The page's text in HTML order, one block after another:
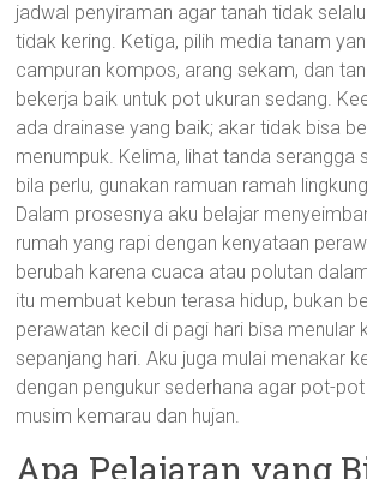
jadwal penyiraman agar tanah tidak
tidak kering. Ketiga, pilih media tanam
campuran kompos, arang sekam, dan
bekerja baik untuk pot ukuran sedang.
ada drainase yang baik; akar tidak bisa
menumpuk. Kelima, lihat tanda serangga
bila perlu, gunakan ramuan ramah
Dalam prosesnya aku belajar
rumah yang rapi dengan kenyataan
berubah karena cuaca atau polutan
itu membuat kebun terasa hidup, bukan
perawatan kecil di pagi hari bisa menular
sepanjang hari. Aku juga mulai menakar
dengan pengukur sederhana agar pot-
musim kemarau dan hujan.
Apa Pelajaran yang